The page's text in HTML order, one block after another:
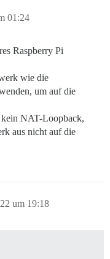
01:24
Raspberry Pi
wie die
um auf die
NAT-Loopback,
aus nicht auf die
um 19:18